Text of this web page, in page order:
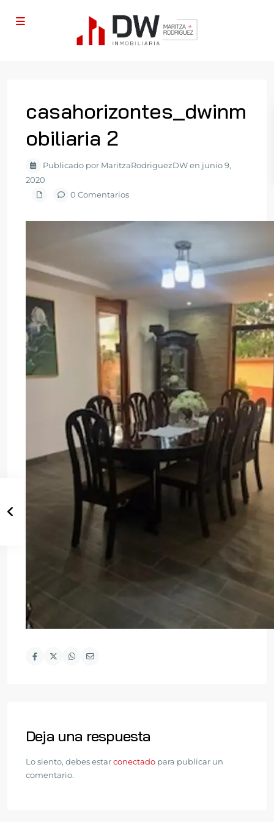
casahorizontes_dwinm
obiliaria 2
Publicado por MaritzaRodriguezDW en junio 9,
2020
0 Comentarios
Deja una respuesta
Lo siento, debes estarconectado para publicar un
comentario.